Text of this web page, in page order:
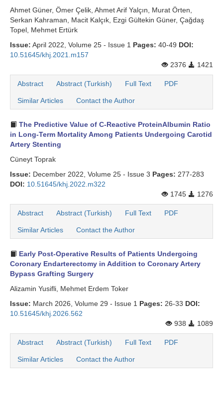
Ahmet Güner, Ömer Çelik, Ahmet Arif Yalçın, Murat Örten,
Serkan Kahraman, Macit Kalçık, Ezgi Gültekin Güner, Çağdaş
Topel, Mehmet Ertürk
Issue: April 2022, Volume 25 - Issue 1 Pages: 40-49 DOI:
10.51645/khj.2021.m157
2376
1421
Abstract Abstract (Turkish) Full Text PDF
Similar Articles Contact the Author
The Predictive Value of C-Reactive ProteinAlbumin Ratio
in Long-Term Mortality Among Patients Undergoing Carotid
Artery Stenting
Cüneyt Toprak
Issue: December 2022, Volume 25 - Issue 3 Pages: 277-283
DOI: 10.51645/khj.2022.m322
1745
1276
Abstract Abstract (Turkish) Full Text PDF
Similar Articles Contact the Author
Early Post-Operative Results of Patients Undergoing
Coronary Endarterectomy in Addition to Coronary Artery
Bypass Grafting Surgery
Alizamin Yusifli, Mehmet Erdem Toker
Issue: March 2026, Volume 29 - Issue 1 Pages: 26-33 DOI:
10.51645/khj.2026.562
938
1089
Abstract Abstract (Turkish) Full Text PDF
Similar Articles Contact the Author